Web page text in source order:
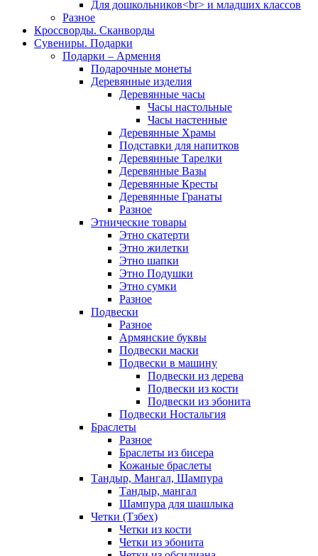
Для дошкольников<br> и младших классов
Разное
Кроссворды. Сканворды
Сувениры. Подарки
Подарки – Армения
Подарочные монеты
Деревянные изделия
Деревянные часы
Часы настольные
Часы настенные
Деревянные Храмы
Подставки для напитков
Деревянные Тарелки
Деревянные Вазы
Деревянные Кресты
Деревянные Гранаты
Разное
Этнические товары
Этно скатерти
Этно жилетки
Этно шапки
Этно Подушки
Этно сумки
Разное
Подвески
Разное
Армянские буквы
Подвески маски
Подвески в машину
Подвески из дерева
Подвески из кости
Подвески из эбонита
Подвески Ностальгия
Браслеты
Разное
Браслеты из бисера
Кожаные браслеты
Тандыр, Мангал, Шампура
Тандыр, мангал
Шампура для шашлыка
Четки (Тзбех)
Четки из кости
Четки из эбонита